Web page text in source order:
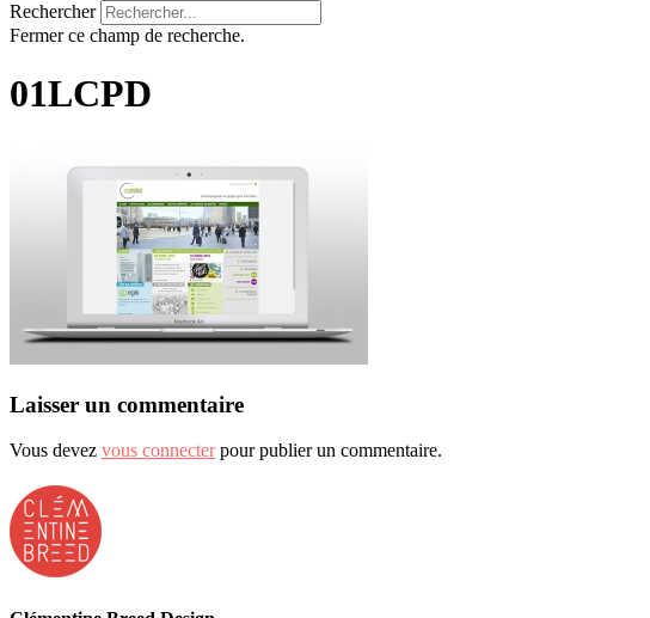
Rechercher
Fermer ce champ de recherche.
01LCPD
Laisser un commentaire
Vous devez vous connecterpour publier un commentaire.